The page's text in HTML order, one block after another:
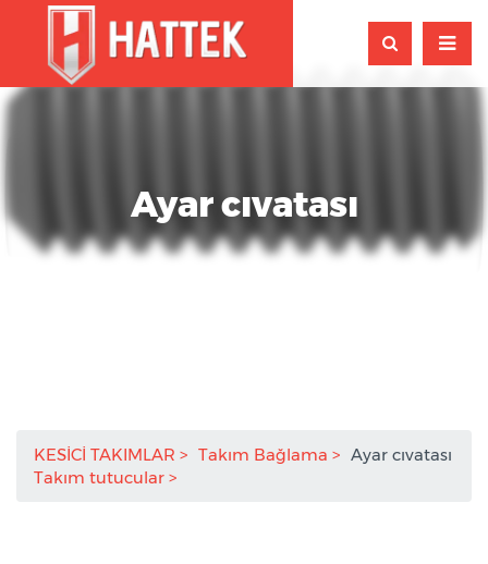
Ayar cıvatası
KESİCİ TAKIMLAR
Takım Bağlama
Takım tutucular
Ayar cıvatası